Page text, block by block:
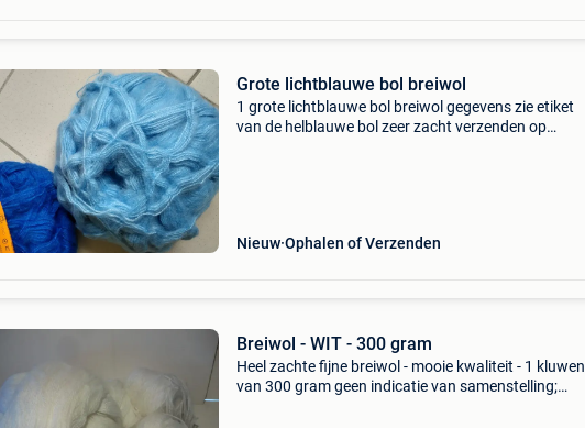
Grote lichtblauwe bol breiwol
1 grote lichtblauwe bol breiwol gegevens zie etiket
van de helblauwe bol zeer zacht verzenden op
Nieuw Ophalen of Verzenden
Breiwol - WIT - 300 gram
Heel zachte fijne breiwol - mooie kwaliteit - 1 kluwen
van 300 gram geen indicatie van samenstelling;